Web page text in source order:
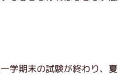
学期末の試験が終わり、